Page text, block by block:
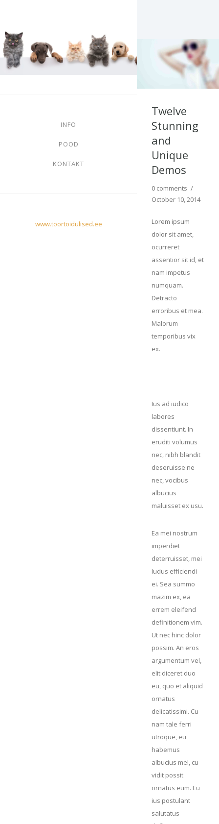
INFO
POOD
KONTAKT
www.toortoidulised.ee
Twelve
Stunning
and
Unique
Demos
0 comments /
October 10, 2014
Lorem ipsum
dolor sit amet,
ocurreret
assentior sit id, et
nam impetus
numquam.
Detracto
erroribus et mea.
Malorum
temporibus vix
ex.
Ius ad iudico
labores
dissentiunt. In
eruditi volumus
nec, nibh blandit
deseruisse ne
nec, vocibus
albucius
maluisset ex usu.
Ea mei nostrum
imperdiet
deterruisset, mei
ludus efficiendi
ei. Sea summo
mazim ex, ea
errem eleifend
definitionem vim.
Ut nec hinc dolor
possim. An eros
argumentum vel,
elit diceret duo
eu, quo et aliquid
ornatus
delicatissimi. Cu
nam tale ferri
utroque, eu
habemus
albucius mel, cu
vidit possit
ornatus eum. Eu
ius postulant
salutatus